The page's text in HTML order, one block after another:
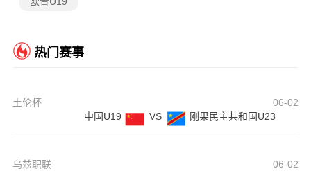
热门赛事
土伦杯
06-02
中国U19
VS 刚果民主共和国U23
乌兹职联
06-02